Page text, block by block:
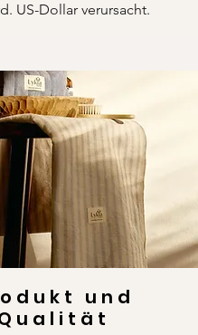
US-Dollar verursacht.
und